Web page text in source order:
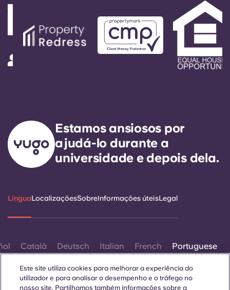
Estamos ansiosos por
ajudá-lo durante a
universidade e depois dela.
LínguaLocalizaçõesSobreInformações úteisLegal
Català Deutsch Italian French Portuguese
Este site utiliza cookies para melhorar a experiência do
utilizador e para analisar o desempenho e o tráfego no
nosso site. Partilhamos também informações sobre a